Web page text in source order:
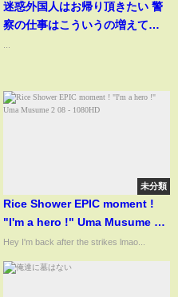
迷惑外国人はお帰り頂きたい 警
察の仕事はこういうの増えてく
未分類
Rice Shower EPIC moment !
"I'm a hero !" Uma Musume 2
08 - 1080HD
Hey I'm back after the strikes lmao...